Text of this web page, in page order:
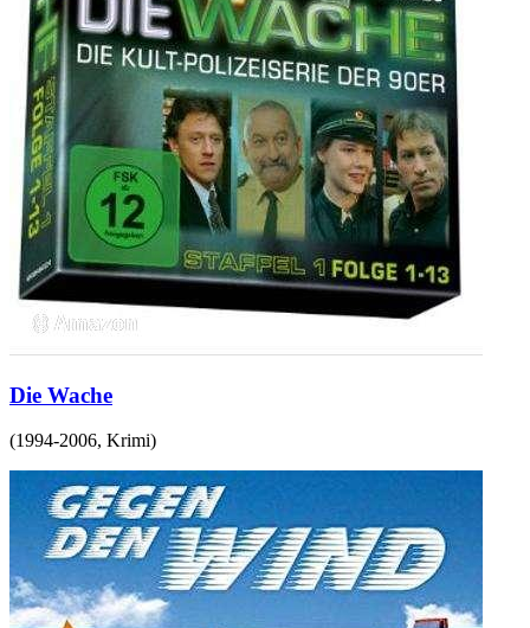
Die Wache
(1994-2006, Krimi)